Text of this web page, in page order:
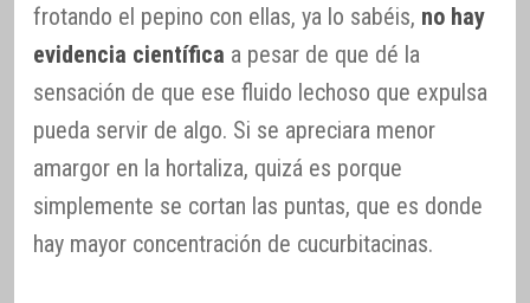
frotando el pepino con ellas, ya lo sabéis, no hay
evidencia científica a pesar de que dé la
sensación de que ese fluido lechoso que expulsa
pueda servir de algo. Si se apreciara menor
amargor en la hortaliza, quizá es porque
simplemente se cortan las puntas, que es donde
hay mayor concentración de cucurbitacinas.